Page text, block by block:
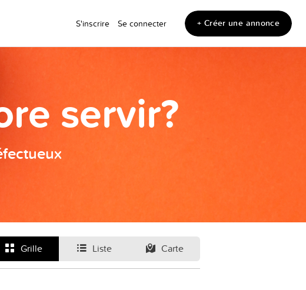
S'inscrire Se connecter + Créer une annonce
servir?
Grille Liste Carte